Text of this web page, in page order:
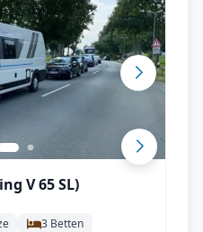
V 65 SL)
3 Betten